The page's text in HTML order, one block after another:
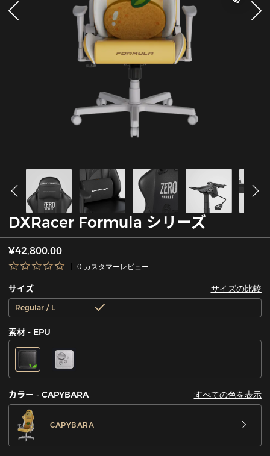
DXRacer Formula シリーズ
¥42,800.00
0 カスタマーレビュー
サイズ サイズの比較
Regular / L
素材 - EPU
カラー - CAPYBARA すべての色を表示
CAPYBARA